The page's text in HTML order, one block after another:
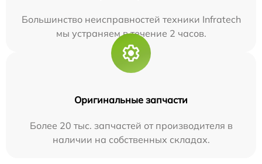
Большинство неисправностей техники Infratech
мы устраняем в течение 2 часов.
Оригинальные запчасти
Более 20 тыс. запчастей от производителя в
наличии на собственных складах.